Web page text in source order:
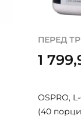
ПЕРЕД
1
OSPRO,
(40